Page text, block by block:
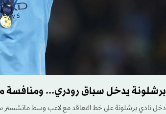
برشلونة يدخل سباق رودري... ومنافسة
دخل نادي برشلونة على خط التعاقد مع لاعب وسط مانشستر